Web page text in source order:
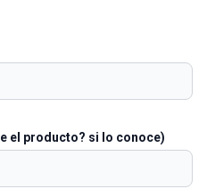
el producto? si lo conoce)